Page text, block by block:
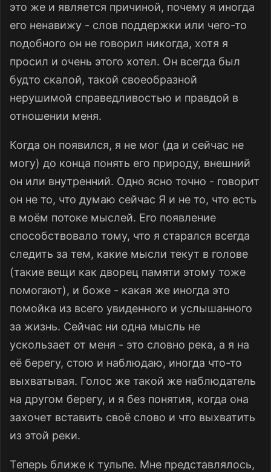
это же и является причиной, почему я иногда
его ненавижу - слов поддержки или чего-то
подобного он не говорил никогда, хотя я
просил и очень этого хотел. Он всегда был
будто скалой, такой своеобразной
нерушимой справедливостью и правдой в
отношении меня.
Когда он появился, я не мог (да и сейчас не
могу) до конца понять его природу, внешний
он или внутренний. Одно ясно точно - говорит
он не то, что думаю сейчас Я и не то, что есть
в моём потоке мыслей. Его появление
способствовало тому, что я старался всегда
следить за тем, какие мысли текут в голове
(такие вещи как дворец памяти этому тоже
помогают), и боже - какая же иногда это
помойка из всего увиденного и услышанного
за жизнь. Сейчас ни одна мысль не
ускользает от меня - это словно река, а я на
её берегу, стою и наблюдаю, иногда что-то
выхватывая. Голос же такой же наблюдатель
на другом берегу, и я без понятия, когда она
захочет вставить своё слово и что выхватить
из этой реки.
Теперь ближе к тульпе. Мне представлялось,